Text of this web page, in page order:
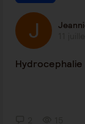
Hydrocephalie